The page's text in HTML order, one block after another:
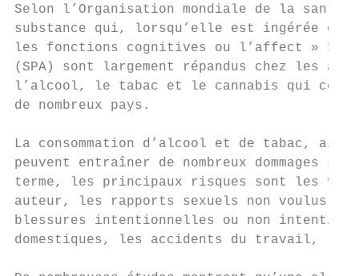
Selon l’Organisation mondiale de la santé,
substance qui, lorsqu’elle est ingérée ou
les fonctions cognitives ou l’affect » 1.
(SPA) sont largement répandus chez les
l’alcool, le tabac et le cannabis qui
de nombreux pays.
La consommation d’alcool et de tabac,
peuvent entraîner de nombreux
terme, les principaux risques sont les
auteur, les rapports sexuels non voulus
blessures intentionnelles ou non
domestiques, les accidents du travail,